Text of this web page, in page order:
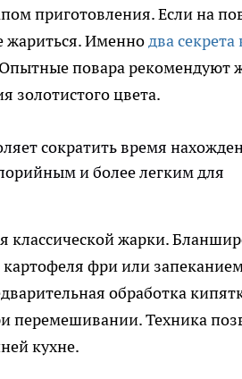
приготовления. Если на
жариться. Именнодва
повара рекомендуют
золотистого цвета.
сократить время
и более легким для
классической жарки.
фри или
обработка
перемешивании. Техника
кухне.